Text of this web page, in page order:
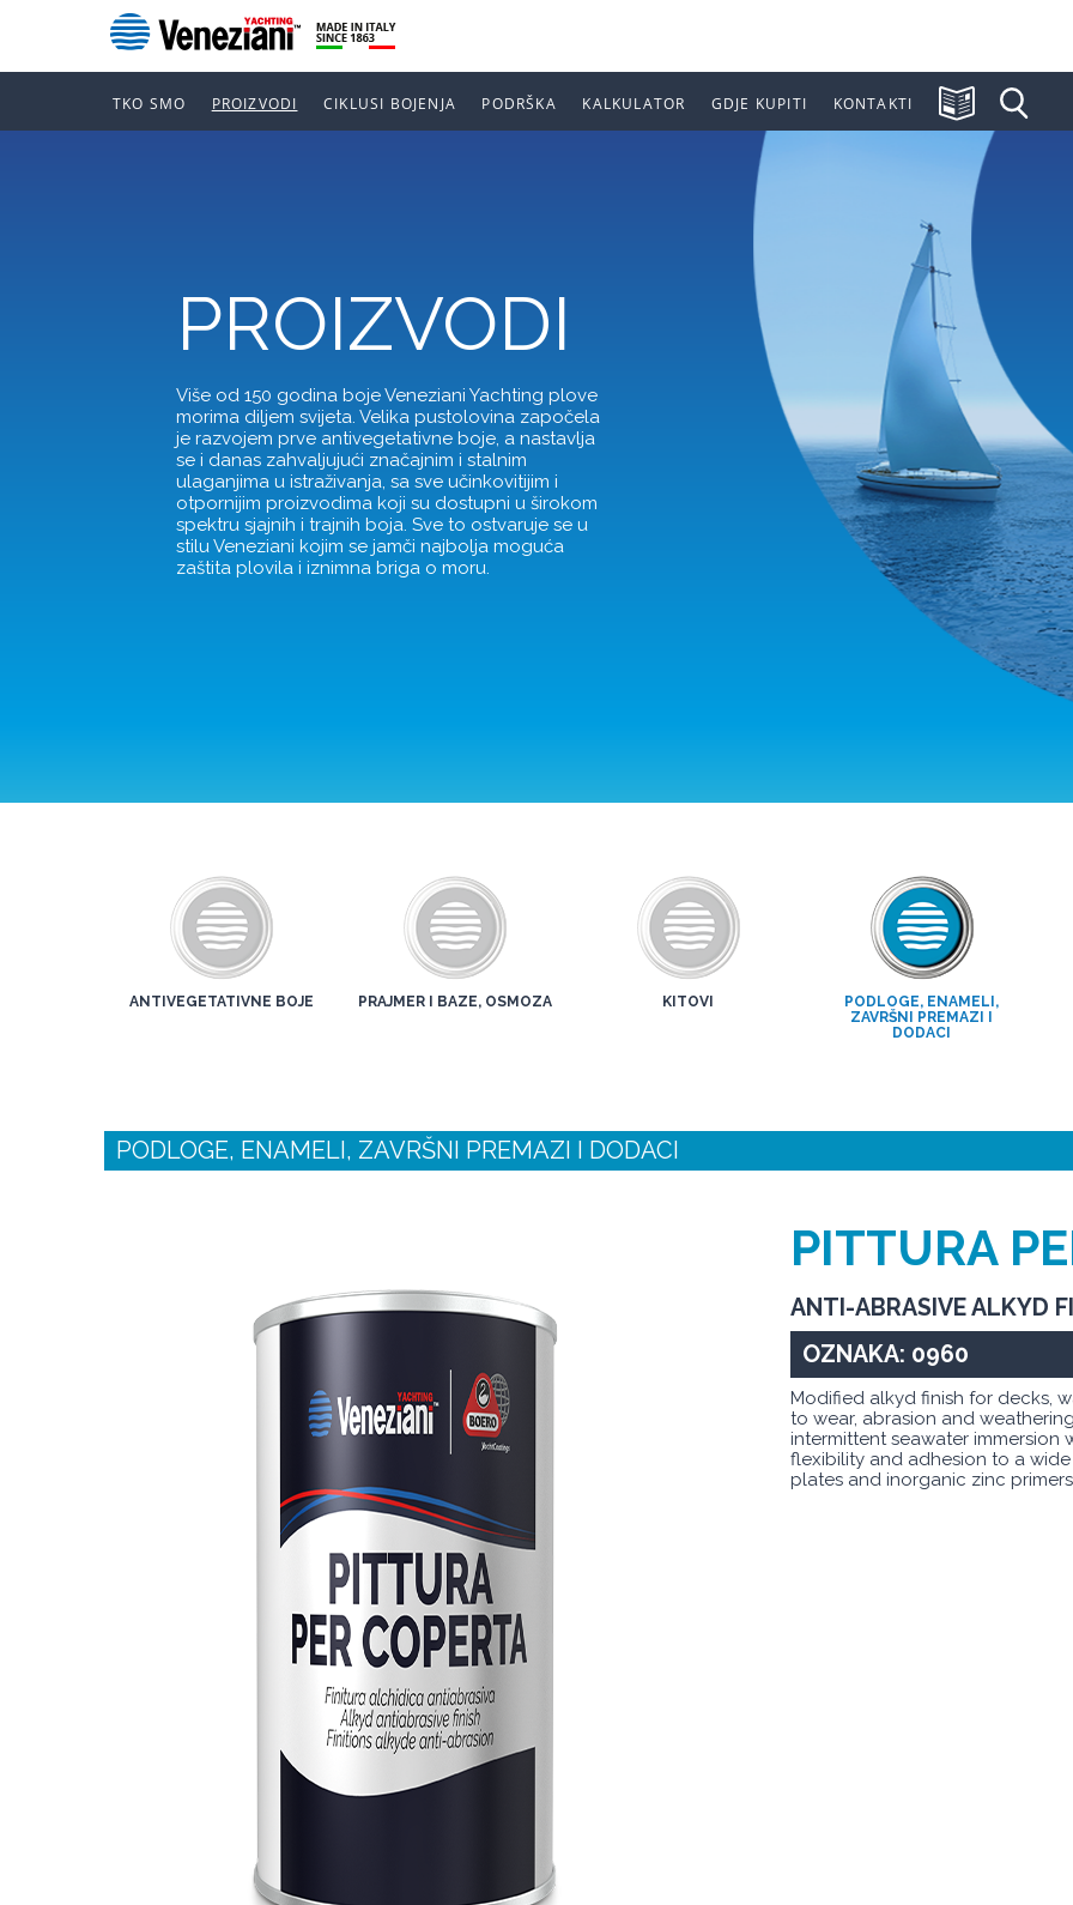
TKO SMO PROIZVODI CIKLUSI BOJENJA PODRŠKA KALKULATOR GDJE KUPITI KONTAKTI
PROIZVODI
Više od 150 godina boje Veneziani Yachting plove
morima diljem svijeta. Velika pustolovina započela
je razvojem prve antivegetativne boje, a nastavlja
se i danas zahvaljujući značajnim i stalnim
ulaganjima u istraživanja, sa sve učinkovitijim i
otpornijim proizvodima koji su dostupni u širokom
spektru sjajnih i trajnih boja. Sve to ostvaruje se u
stilu Veneziani kojim se jamči najbolja moguća
zaštita plovila i iznimna briga o moru.
ANTIVEGETATIVNE BOJE PRAJMER I BAZE, OSMOZA KITOVI
PODLOGE, ENAMELI,
ZAVRŠNI PREMAZI I
DODACI
PODLOGE, ENAMELI, ZAVRŠNI PREMAZI I DODACI
PITTURA
ANTI-ABRASIVE ALKYD
OZNAKA: 0960
Modified alkyd finish for decks,
to wear, abrasion and
intermittent seawater
flexibility and adhesion to a
plates and inorganic zinc